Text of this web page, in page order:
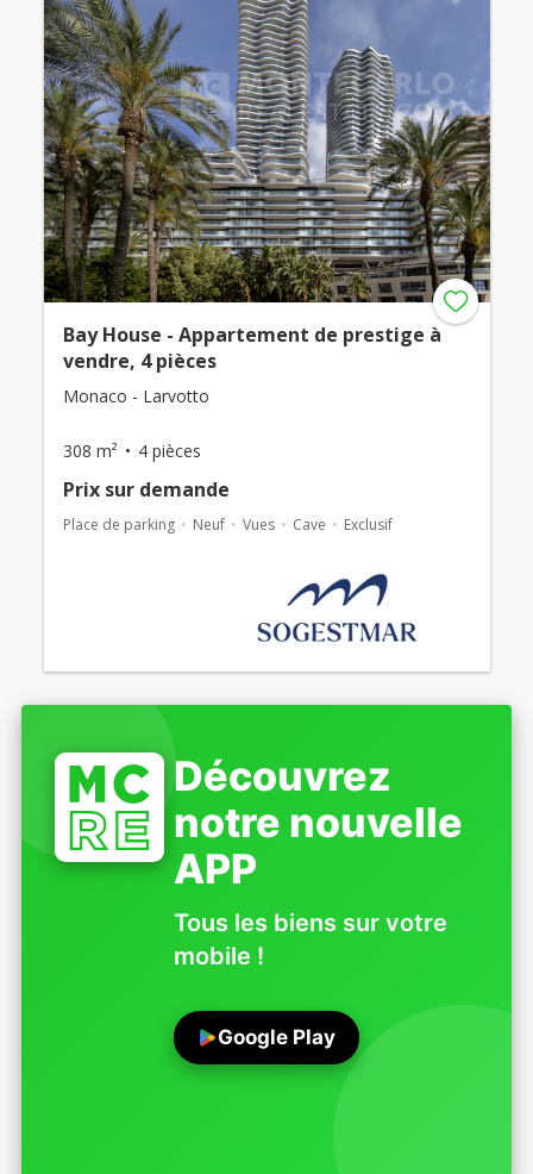
Bay House - Appartement de prestige à
vendre, 4 pièces
Monaco - Larvotto
308 m² 4 pièces
Prix ​​sur demande
Place de parking Neuf Vues Cave Exclusif
Découvrez
notre nouvelle
APP
Tous les biens sur votre
mobile !
Google Play